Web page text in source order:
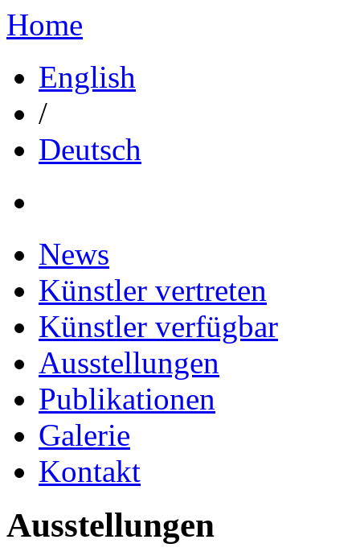
Home
English
/
Deutsch
News
Künstler vertreten
Künstler verfügbar
Ausstellungen
Publikationen
Galerie
Kontakt
Ausstellungen